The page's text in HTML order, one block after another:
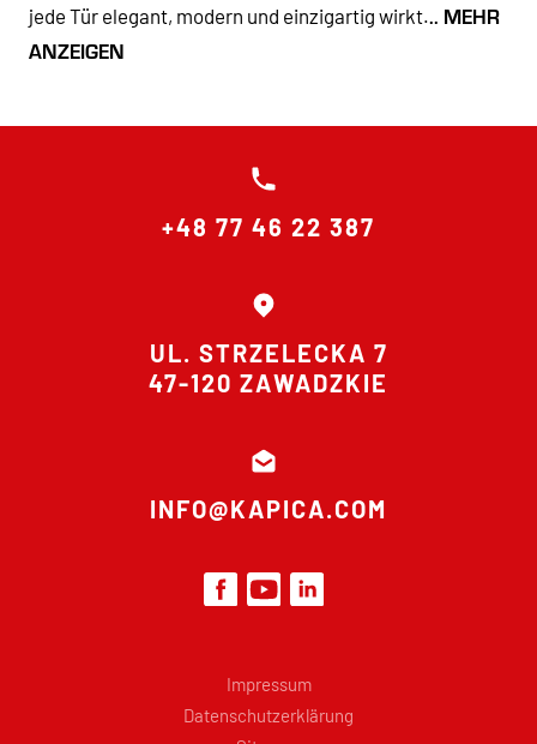
jede Tür elegant, modern und einzigartig wirkt... MEHR
ANZEIGEN
+48 77 46 22 387
UL. STRZELECKA 7
47-120 ZAWADZKIE
INFO@KAPICA.COM
Impressum
Datenschutzerklärung